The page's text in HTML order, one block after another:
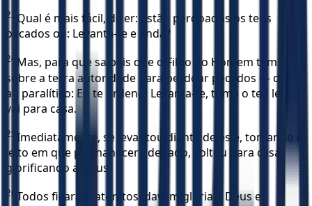
23 Qual é mais fácil, dizer: Estão perdoados os teus
pecados ou: Levanta-te e anda?
24 Mas, para que saibais que o Filho do Homem tem
sobre a terra autoridade para perdoar pecados — disse
ao paralítico: Eu te ordeno: Levanta-te, toma o teu leito e
vai para casa.
25 Imediatamente, se levantou diante deles e, tomando o
leito em que permanecera deitado, voltou para casa,
glorificando a Deus.
26 Todos ficaram atônitos, davam glória a Deus e,